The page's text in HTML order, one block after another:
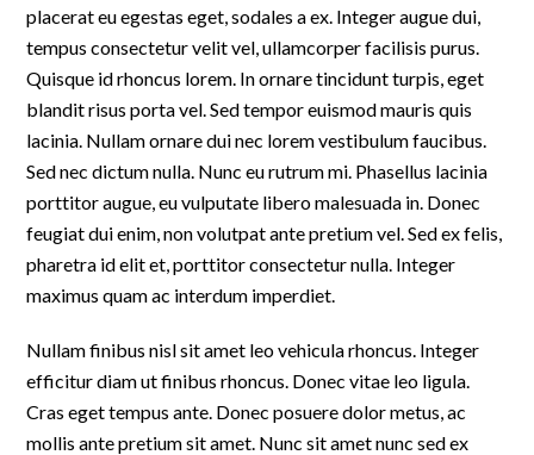
placerat eu egestas eget, sodales a ex. Integer augue dui,
tempus consectetur velit vel, ullamcorper facilisis purus.
Quisque id rhoncus lorem. In ornare tincidunt turpis, eget
blandit risus porta vel. Sed tempor euismod mauris quis
lacinia. Nullam ornare dui nec lorem vestibulum faucibus.
Sed nec dictum nulla. Nunc eu rutrum mi. Phasellus lacinia
porttitor augue, eu vulputate libero malesuada in. Donec
feugiat dui enim, non volutpat ante pretium vel. Sed ex felis,
pharetra id elit et, porttitor consectetur nulla. Integer
maximus quam ac interdum imperdiet.
Nullam finibus nisl sit amet leo vehicula rhoncus. Integer
efficitur diam ut finibus rhoncus. Donec vitae leo ligula.
Cras eget tempus ante. Donec posuere dolor metus, ac
mollis ante pretium sit amet. Nunc sit amet nunc sed ex